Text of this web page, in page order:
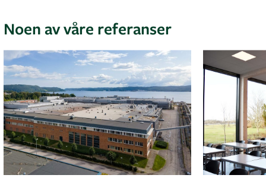
Noen av våre referanser